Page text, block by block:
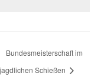
Bundesmeisterschaft im
jagdlichen Schießen